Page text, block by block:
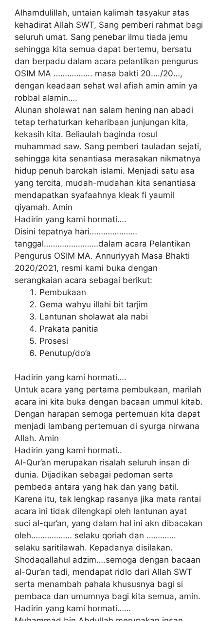
Alhamdulillah, untaian kalimah tasyakur atas
kehadirat Allah SWT, Sang pemberi rahmat bagi
seluruh umat. Sang penebar ilmu tiada jemu
sehingga kita semua dapat bertemu, bersatu
dan berpadu dalam acara pelantikan pengurus
OSIM MA …………….. masa bakti 20…./20…,
dengan keadaan sehat wal afiah amin amin ya
robbal alamin….
Alunan sholawat nan salam hening nan abadi
tetap terhaturkan keharibaan junjungan kita,
kekasih kita. Beliaulah baginda rosul
muhammad saw. Sang pemberi tauladan sejati,
sehingga kita senantiasa merasakan nikmatnya
hidup penuh barokah islami. Menjadi satu asa
yang tercita, mudah-mudahan kita senantiasa
mendapatkan syafaahnya kleak fi yaumil
qiyamah. Amin
Hadirin yang kami hormati….
Disini tepatnya hari…………………
tanggal……………………dalam acara Pelantikan
Pengurus OSIM MA. Annuriyyah Masa Bhakti
2020/2021, resmi kami buka dengan
serangkaian acara sebagai berikut:
Pembukaan
Gema wahyu illahi bit tarjim
Lantunan sholawat ala nabi
Prakata panitia
Prosesi
Penutup/do’a
Hadirin yang kami hormati….
Untuk acara yang pertama pembukaan, marilah
acara ini kita buka dengan bacaan ummul kitab.
Dengan harapan semoga pertemuan kita dapat
menjadi lambang pertemuan di syurga nirwana
Allah. Amin
Hadirin yang kami hormati..
Al-Qur’an merupakan risalah seluruh insan di
dunia. Dijadikan sebagai pedoman serta
pembeda antara yang hak dan yang batil.
Karena itu, tak lengkap rasanya jika mata rantai
acara ini tidak dilengkapi oleh lantunan ayat
suci al-qur’an, yang dalam hal ini akn dibacakan
oleh……………… selaku qoriah dan ………….
selaku saritilawah. Kepadanya disilakan.
Shodaqallahul adzim….semoga dengan bacaan
al-Qur’an tadi, mendapat ridlo dari Allah SWT
serta menambah pahala khususnya bagi si
pembaca dan umumnya bagi kita semua, amin.
Hadirin yang kami hormati……